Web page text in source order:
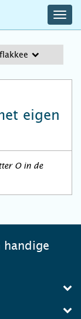
eigen
O in de
handige